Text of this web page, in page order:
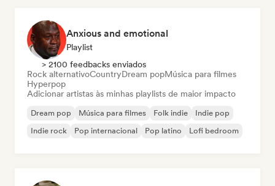
Anxious and emotional
Playlist
> 2100 feedbacks enviados
Rock alternativoCountryDream popMúsica para filmes
Hyperpop
Adicionar artistas às minhas playlists de maior impacto
Dream pop Música para filmes Folk indie
Indie pop
Indie rock
Pop internacional Pop latino Lofi bedroom